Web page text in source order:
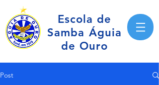
Escola de
Samba Águia
de Ouro
Post